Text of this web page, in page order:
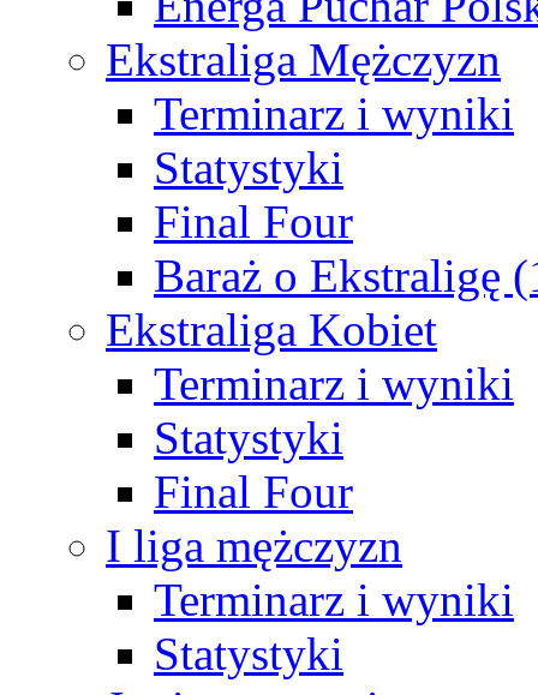
Ekstraliga Mężczyzn
Terminarz i wyniki
Statystyki
Final Four
Baraż o Ekstraligę
Ekstraliga Kobiet
Terminarz i wyniki
Statystyki
Final Four
I liga mężczyzn
Terminarz i wyniki
Statystyki